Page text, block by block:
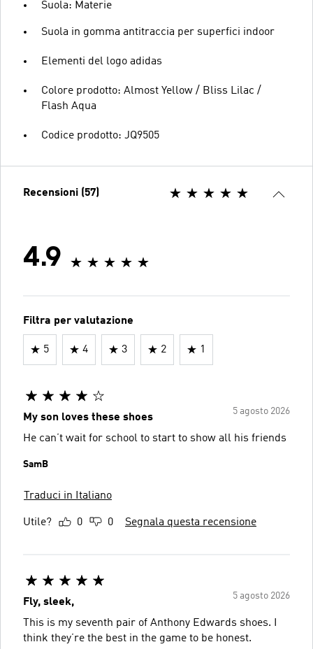
Suola: Materie
Suola in gomma antitraccia per superfici indoor
Elementi del logo adidas
Colore prodotto: Almost Yellow / Bliss Lilac /
Flash Aqua
Codice prodotto: JQ9505
Recensioni (57)
4.9
Filtra per valutazione
5 4 3 2 1
5 agosto 2026
My son loves these shoes
He can’t wait for school to start to show all his friends
SamB
Traduci in Italiano
Utile? 0 0 Segnala questa recensione
5 agosto 2026
Fly, sleek,
This is my seventh pair of Anthony Edwards shoes. I
think they’re the best in the game to be honest.